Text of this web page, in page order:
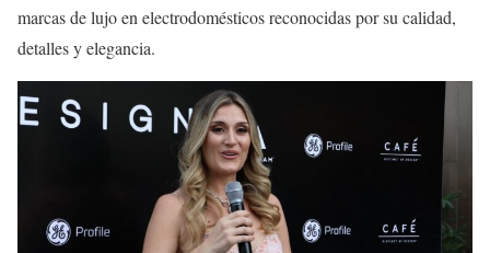
marcas de lujo en electrodomésticos reconocidas por su calidad,
detalles y elegancia.